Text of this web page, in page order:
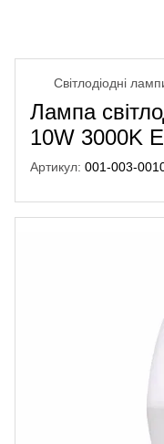
Світлодіодні
Лампа
10W 3000K
Артикул: 001-003-